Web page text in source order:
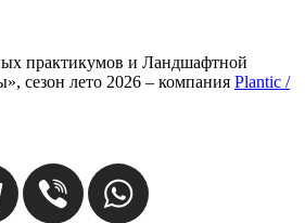
практикумов и Ландшафтной
сезон лето 2026 – компания Plantic /